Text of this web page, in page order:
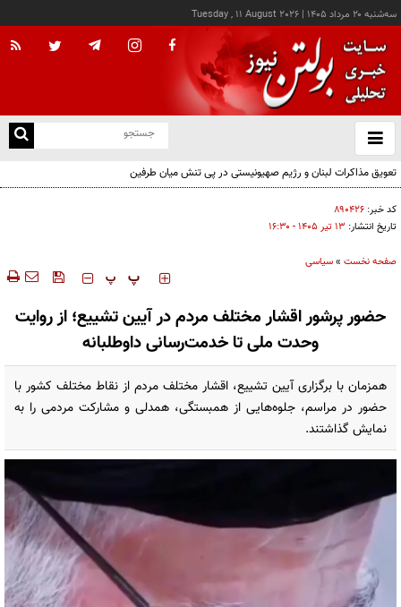
سه‌شنبه ۲۰ مرداد ۱۴۰۵ |
Tuesday , 11 August 2026
باز
و
تعویق مذاکرات لبنان و رژیم صهیونیستی در پی تنش میان طرفین
کد خبر: ۸۹۰۴۲۶
تاریخ انتشار: ۱۳ تير ۱۴۰۵ - ۱۶:۳۰
صفحه نخست »سیاسی
‍‍‍ پ پ
حضور پرشور اقشار مختلف مردم در آیین تشییع؛ از روایت
وحدت ملی تا خدمت‌رسانی داوطلبانه
همزمان با برگزاری آیین تشییع، اقشار مختلف مردم از نقاط مختلف کشور با
حضور در مراسم، جلوه‌هایی از همبستگی، همدلی و مشارکت مردمی را به
نمایش گذاشتند.